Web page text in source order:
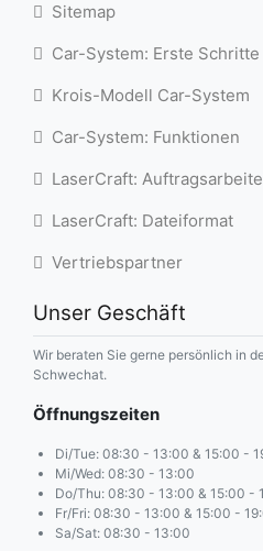
Sitemap
Car-System: Erste Schritte
Krois-Modell Car-System
Car-System: Funktionen
LaserCraft:
LaserCraft: Dateiformat
Vertriebspartner
Unser Geschäft
Wir beraten Sie gerne persönlich in
Schwechat.
Öffnungszeiten
Di/Tue: 08:30 - 13:00 & 15:00 -
Mi/Wed: 08:30 - 13:00
Do/Thu: 08:30 - 13:00 & 15:00 -
Fr/Fri: 08:30 - 13:00 & 15:00 -
Sa/Sat: 08:30 - 13:00